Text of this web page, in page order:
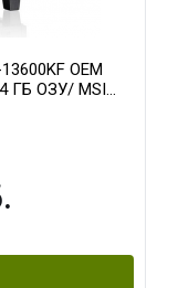
OEM
ГБ ОЗУ/ MSI
3xDP